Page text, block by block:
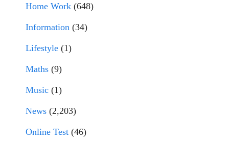
Home Work (648)
Information (34)
Lifestyle (1)
Maths (9)
Music (1)
News (2,203)
Online Test (46)